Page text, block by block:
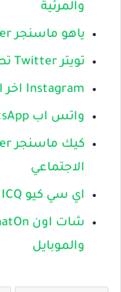
والمرئية
ياهو ماسنجر Yahoo Messenger للكمبيوتر والموبايل
تويتر Twitter تطبيق مجاني للكمبيوتر وأجهزة الموبايل
Instagram اخر اصدار للكمبيوتر والموبايل مجانا
واتس اب WhatsApp اخر اصدار للكمبيوتر والموبايل
الاجتماعي
اي سي كيو ICQ برنامج للمحادثة الصوتية والفيديو
والموبايل